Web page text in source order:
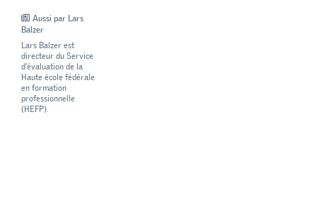
Aussi par Lars
Balzer
Lars Balzer est
directeur du Service
d’évaluation de la
Haute école fédérale
en formation
professionnelle
(HEFP).